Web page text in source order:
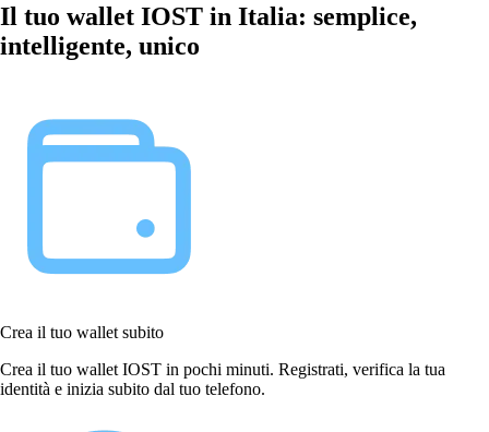
Il tuo wallet IOST in Italia: semplice,
intelligente, unico
Crea il tuo wallet subito
Crea il tuo wallet IOST in pochi minuti. Registrati, verifica la tua
identità e inizia subito dal tuo telefono.